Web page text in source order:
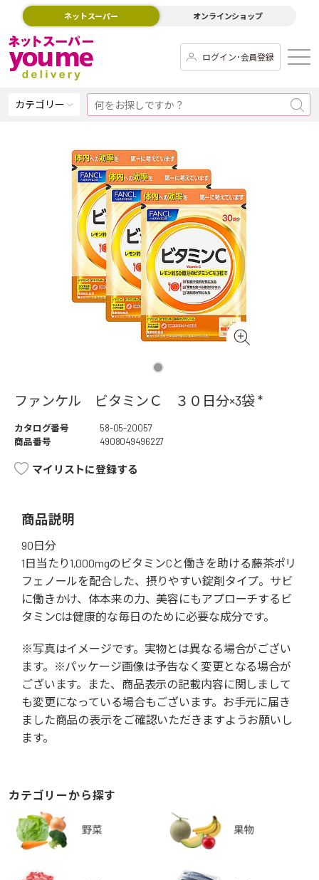
ネットスーパー オンラインショップ
ログイン･会員登録
カテゴリー
ファンケル ビタミンＣ ３０日分×3袋 *
カタログ番号
58-05-20057
商品番号
4908049496227
マイリストに登録する
商品説明
90日分
1日当たり1,000mgのビタミンCと働きを助ける藤茶ポリ
フェノールを配合した、摂りやすい錠剤タイプ。サビ
に働きかけ、体本来の力、美容にもアプローチするビ
タミンCは健康的な毎日のために必要な成分です。
※写真はイメージです。実物とは異なる場合がござい
ます。※パッケージ画像は予告なく変更となる場合が
ございます。また、商品表示の記載内容に関しまして
も変更になっている場合もございます。お手元に届き
ました商品の表示をご確認いただきますようお願いし
ます。
カテゴリーから探す